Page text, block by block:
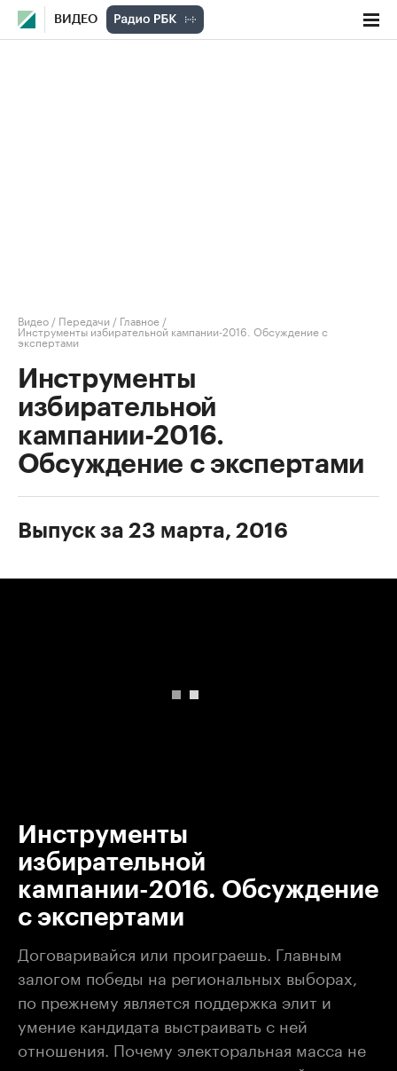
ВИДЕО
Видео / Передачи / Главное /
Инструменты избирательной кампании-2016. Обсуждение с
экспертами
Инструменты
избирательной
кампании-2016.
Обсуждение с экспертами
Выпуск за 23 марта, 2016
Инструменты
избирательной
кампании-2016. Обсуждение
с экспертами
Договаривайся или проиграешь. Главным
залогом победы на региональных выборах,
по прежнему является поддержка элит и
умение кандидата выстраивать с ней
отношения. Почему электоральная масса не